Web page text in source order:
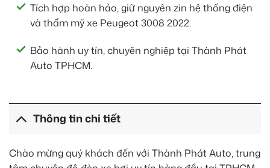
Tích hợp hoàn hảo, giữ nguyên zin hệ thống điện
và thẩm mỹ xe Peugeot 3008 2022.
Bảo hành uy tín, chuyên nghiệp tại Thành Phát
Auto TPHCM.
Thông tin chi tiết
Chào mừng quý khách đến với Thành Phát Auto, trung